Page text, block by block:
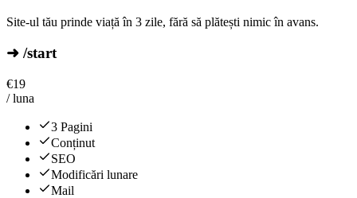
Site-ul tău prinde viață în 3 zile, fără să plătești nimic în avans.
➜ /start
€19
/ luna
3 Pagini
Conținut
SEO
Modificări lunare
Mail